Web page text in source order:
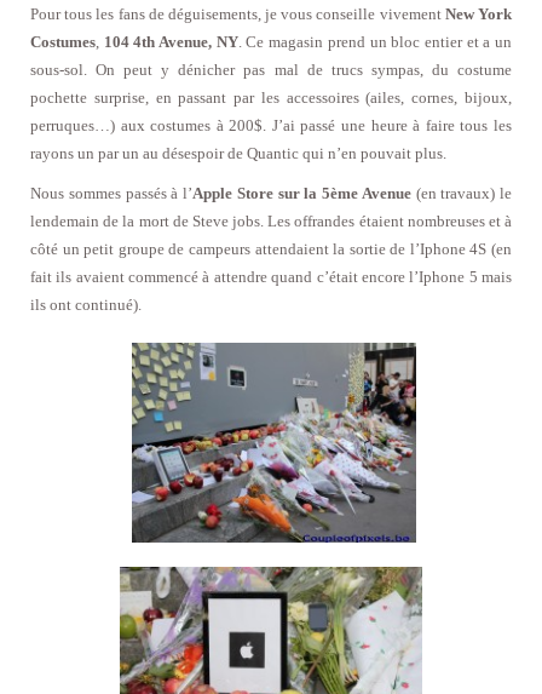
Pour tous les fans de déguisements, je vous conseille vivement New York
Costumes, 104 4th Avenue, NY. Ce magasin prend un bloc entier et a un
sous-sol. On peut y dénicher pas mal de trucs sympas, du costume
pochette surprise, en passant par les accessoires (ailes, cornes, bijoux,
perruques…) aux costumes à 200$. J’ai passé une heure à faire tous les
rayons un par un au désespoir de Quantic qui n’en pouvait plus.
Nous sommes passés à l’Apple Store sur la 5ème Avenue(en travaux) le
lendemain de la mort de Steve jobs. Les offrandes étaient nombreuses et à
côté un petit groupe de campeurs attendaient la sortie de l’Iphone 4S (en
fait ils avaient commencé à attendre quand c’était encore l’Iphone 5 mais
ils ont continué).